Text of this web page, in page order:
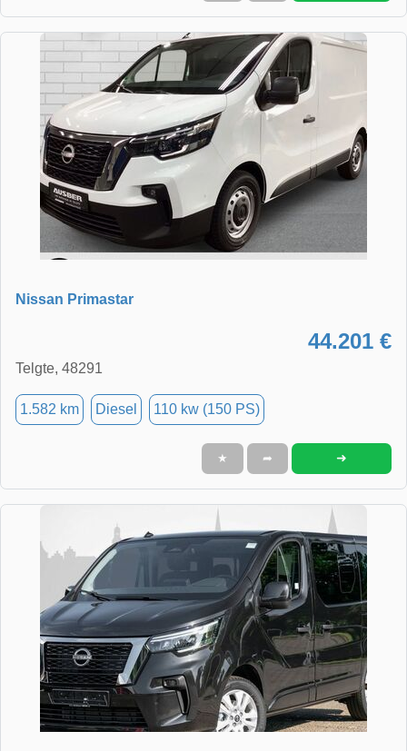
Nissan Primastar
44.201 €
Telgte, 48291
1.582 km Diesel 110 kw (150 PS)
★ ➦ ➜